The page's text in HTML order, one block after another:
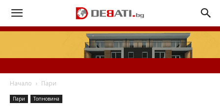
Начало Пари
Пари Топновина